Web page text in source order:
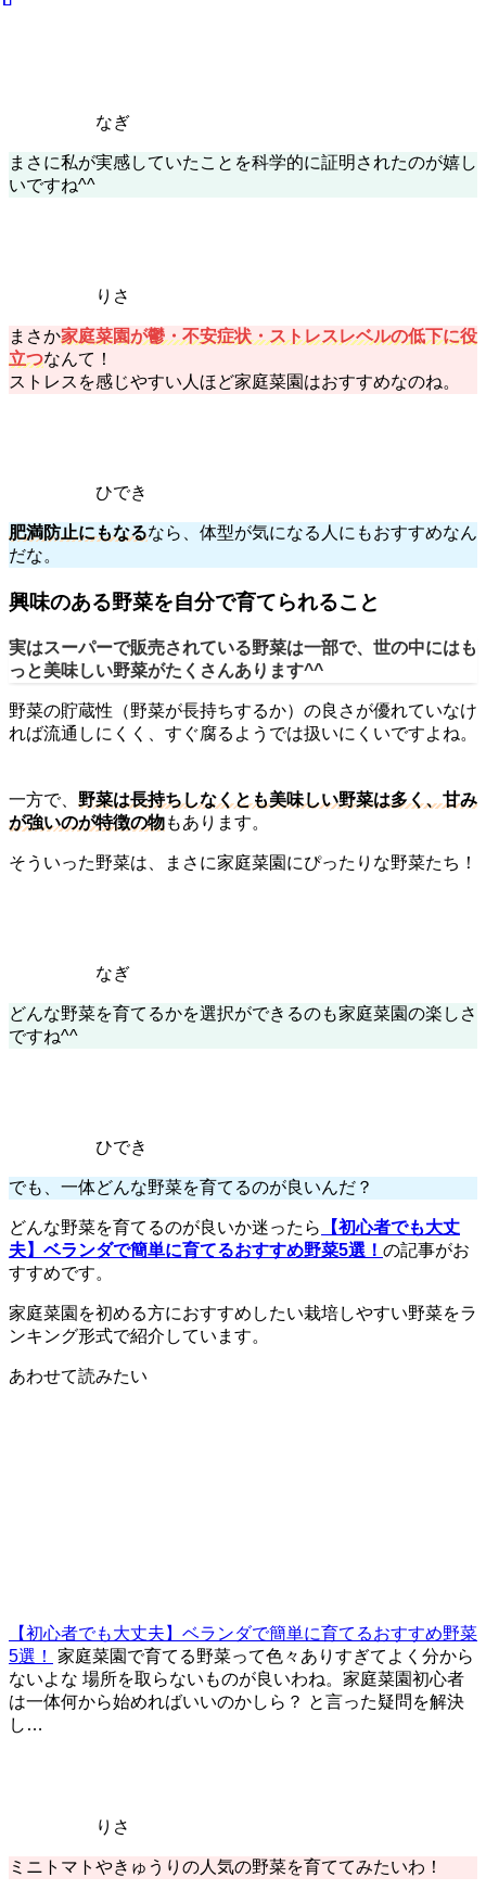
なぎ
まさに私が実感していたことを科学的に証明されたのが嬉し
いですね^^
りさ
まさか家庭菜園が鬱・不安症状・ストレスレベルの低下に役
立つなんて！
ストレスを感じやすい人ほど家庭菜園はおすすめなのね。
ひでき
肥満防止にもなるなら、体型が気になる人にもおすすめなん
だな。
興味のある野菜を自分で育てられること
実はスーパーで販売されている野菜は一部で、世の中にはも
っと美味しい野菜がたくさんあります^^
野菜の貯蔵性（野菜が長持ちするか）の良さが優れていなけ
れば流通しにくく、すぐ腐るようでは扱いにくいですよね。
一方で、 野菜は長持ちしなくとも美味しい野菜は多く、甘み
が強いのが特徴の物もあります。
そういった野菜は、まさに家庭菜園にぴったりな野菜たち！
なぎ
どんな野菜を育てるかを選択ができるのも家庭菜園の楽しさ
ですね^^
ひでき
でも、一体どんな野菜を育てるのが良いんだ？
どんな野菜を育てるのが良いか迷ったら
【初心者でも大丈
夫】ベランダで簡単に育てるおすすめ野菜5選！ の記事がお
すすめです。
家庭菜園を初める方におすすめしたい栽培しやすい野菜をラ
ンキング形式で紹介しています。
あわせて読みたい
【初心者でも大丈夫】ベランダで簡単に育てるおすすめ野菜
5選！
家庭菜園で育てる野菜って色々ありすぎてよく分から
ないよな 場所を取らないものが良いわね。家庭菜園初心者
は一体何から始めればいいのかしら？ と言った疑問を解決
し…
りさ
ミニトマトやきゅうりの人気の野菜を育ててみたいわ！